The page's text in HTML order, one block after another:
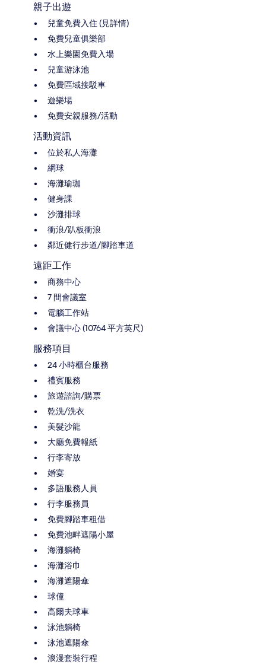
親子出遊
兒童免費入住 (見詳情)
免費兒童俱樂部
水上樂園免費入場
兒童游泳池
免費區域接駁車
遊樂場
免費安親服務/活動
活動資訊
位於私人海灘
網球
海灘瑜珈
健身課
沙灘排球
衝浪/趴板衝浪
鄰近健行步道/腳踏車道
遠距工作
商務中心
7 間會議室
電腦工作站
會議中心 (10764 平方英尺)
服務項目
24 小時櫃台服務
禮賓服務
旅遊諮詢/購票
乾洗/洗衣
美髮沙龍
大廳免費報紙
行李寄放
婚宴
多語服務人員
行李服務員
免費腳踏車租借
免費池畔遮陽小屋
海灘躺椅
海灘浴巾
海灘遮陽傘
球僮
高爾夫球車
泳池躺椅
泳池遮陽傘
浪漫套裝行程